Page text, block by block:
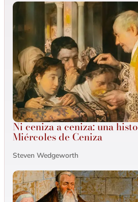
Ni ceniza a ceniza: una
Miércoles de Ceniza
Steven Wedgeworth